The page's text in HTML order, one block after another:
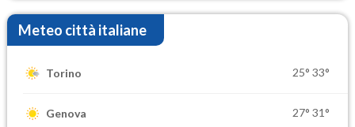
Meteo città italiane
Torino 25° 33°
Genova 27° 31°